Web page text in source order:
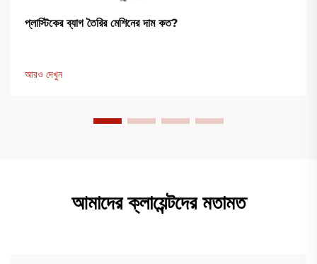
প্লাস্টিকের ব্যাগ তৈরির মেশিনের দাম কত?
আরও দেখুন
আমাদের ক্লায়েন্টদের মতামত